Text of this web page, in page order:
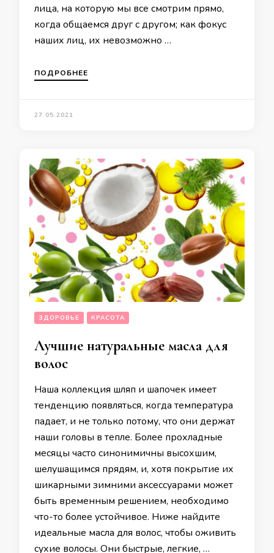
лица, на которую мы все смотрим прямо,
когда общаемся друг с другом; как фокус
наших лиц, их невозможно …
ПОДРОБНЕЕ
27.05.2021
ЗДОРОВЬЕ КРАСОТА
Лучшие натуральные масла для
волос
Наша коллекция шляп и шапочек имеет
тенденцию появляться, когда температура
падает, и не только потому, что они держат
наши головы в тепле. Более прохладные
месяцы часто синонимичны высохшим,
шелушащимся прядям, и, хотя покрытие их
шикарными зимними аксессуарами может
быть временным решением, необходимо
что-то более устойчивое. Ниже найдите
идеальные масла для волос, чтобы оживить
сухие волосы. Они быстрые, легкие, …